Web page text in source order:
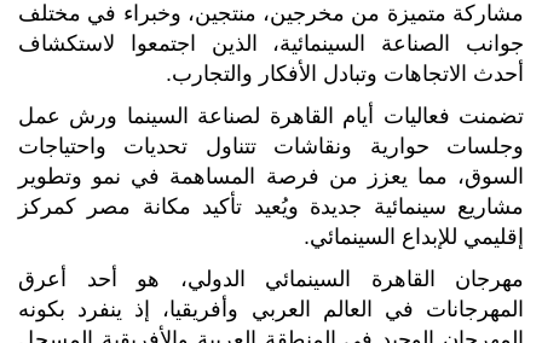
مشاركة متميزة من مخرجين، منتجين، وخبراء في مختلف
جوانب الصناعة السينمائية، الذين اجتمعوا لاستكشاف
أحدث الاتجاهات وتبادل الأفكار والتجارب.
تضمنت فعاليات أيام القاهرة لصناعة السينما ورش عمل
وجلسات حوارية ونقاشات تتناول تحديات واحتياجات
السوق، مما يعزز من فرصة المساهمة في نمو وتطوير
مشاريع سينمائية جديدة ويُعيد تأكيد مكانة مصر كمركز
إقليمي للإبداع السينمائي.
مهرجان القاهرة السينمائي الدولي، هو أحد أعرق
المهرجانات في العالم العربي وأفريقيا، إذ ينفرد بكونه